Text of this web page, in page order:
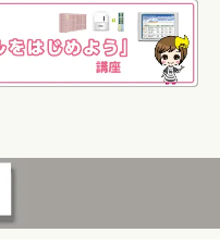
ICタグとは